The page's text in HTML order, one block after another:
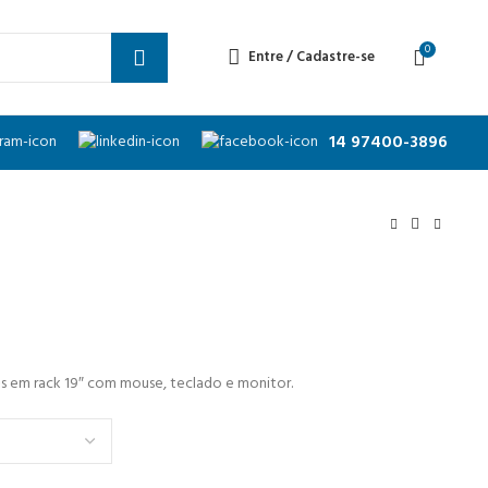
Entre / Cadastre-se 0
14 97400-3896
em rack 19″ com mouse, teclado e monitor.